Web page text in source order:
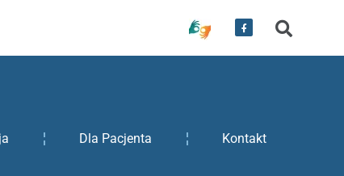
Dla Pacjenta Kontakt